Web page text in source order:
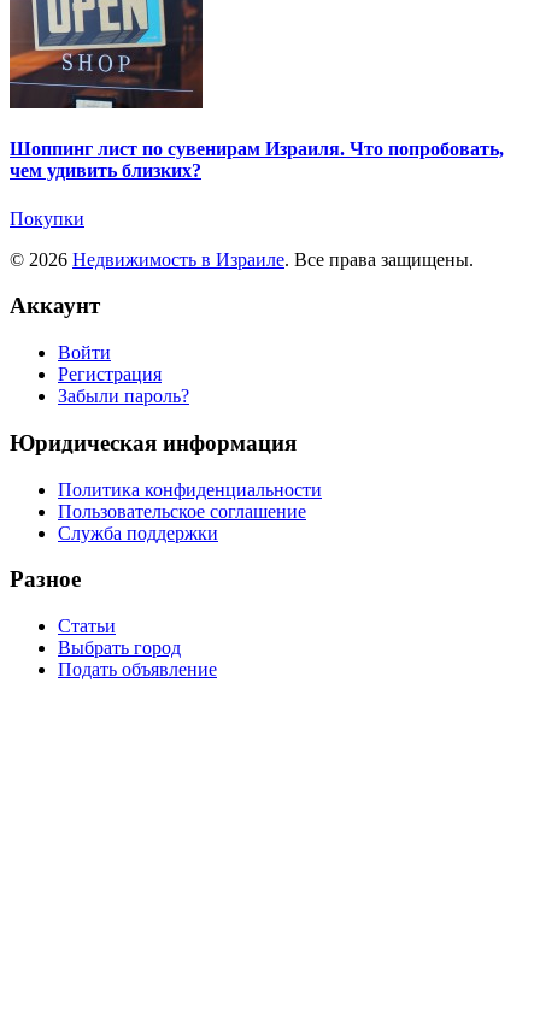
Шоппинг лист по сувенирам Израиля. Что попробовать,
чем удивить близких?
Покупки
© 2026 Недвижимость в Израиле. Все права защищены.
Аккаунт
Войти
Регистрация
Забыли пароль?
Юридическая информация
Политика конфиденциальности
Пользовательское соглашение
Служба поддержки
Разное
Статьи
Выбрать город
Подать объявление